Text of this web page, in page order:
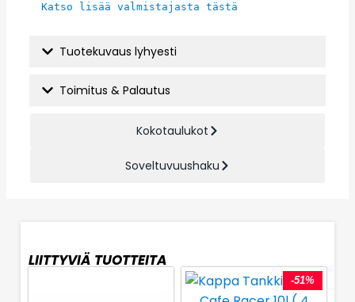
Katso lisää valmistajasta tästä
Tuotekuvaus lyhyesti
Toimitus & Palautus
Kokotaulukot
Soveltuvuushaku
LIITTYVIÄ TUOTTEITA
-51%